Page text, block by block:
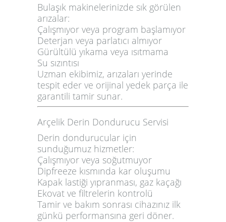
Bulaşık makinelerinizde sık görülen
arızalar:
Çalışmıyor veya program başlamıyor
Deterjan veya parlatıcı almıyor
Gürültülü yıkama veya ısıtmama
Su sızıntısı
Uzman ekibimiz, arızaları yerinde
tespit eder ve orijinal yedek parça ile
garantili tamir sunar.
Arçelik Derin Dondurucu Servisi
Derin dondurucular için
sunduğumuz hizmetler:
Çalışmıyor veya soğutmuyor
Dipfreeze kısmında kar oluşumu
Kapak lastiği yıpranması, gaz kaçağı
Ekovat ve filtrelerin kontrolü
Tamir ve bakım sonrası cihazınız ilk
günkü performansına geri döner.